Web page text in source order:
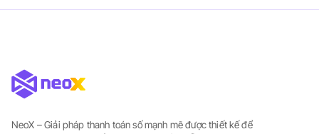
NeoX – Giải pháp thanh toán số mạnh mẽ được thiết kế để